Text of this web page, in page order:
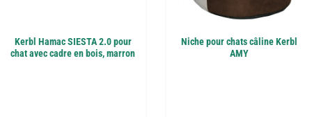
Kerbl Hamac SIESTA 2.0 pour
chat avec cadre en bois, marron
Niche pour chats câline Kerbl
AMY